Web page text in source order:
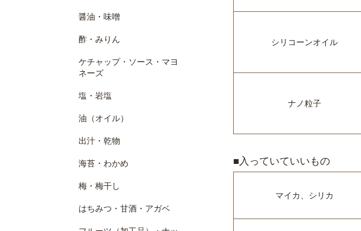
醤油・味噌
酢・みりん
ケチャップ・ソース・マヨ
ネーズ
塩・岩塩
油（オイル）
出汁・乾物
海苔・わかめ
梅・梅干し
はちみつ・甘酒・アガベ
シリコーンオイル
ナノ粒子
■入っていていいもの
マイカ、シリカ